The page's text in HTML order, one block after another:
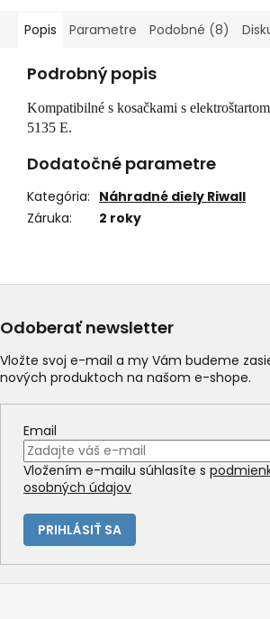
Popis Parametre Podobné (8)
Podrobný popis
Kompatibilné s kosačkami s
5135 E.
Dodatočné parametre
Kategória: Náhradné diely Riwall
Záruka: 2 roky
Odoberať newsletter
Vložte svoj e-mail a my Vám budeme
nových produktoch na našom e-shope.
Email
Vložením e-mailu súhlasíte s
osobných údajov
PRIHLÁSIŤ SA